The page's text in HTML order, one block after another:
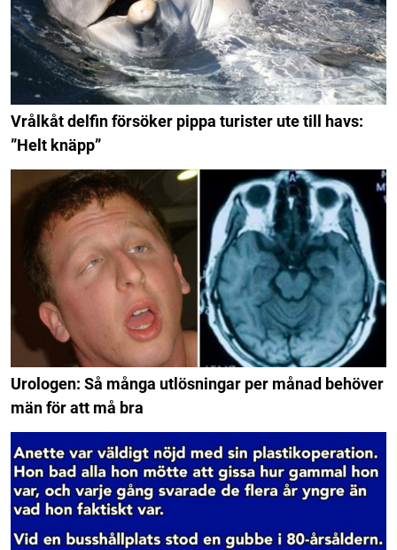
Vrålkåt delfin försöker pippa turister ute till havs:
”Helt knäpp”
Urologen: Så många utlösningar per månad behöver
män för att må bra